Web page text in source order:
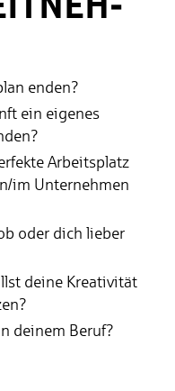
enden?
ein eigenes
Arbeitsplatz
im Unternehmen
oder dich lieber
deine Kreativität
deinem Beruf?